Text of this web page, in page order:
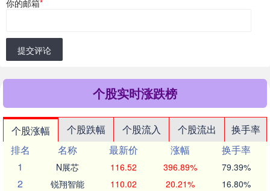
你的邮箱*
提交评论
个股实时涨跌榜
个股涨幅 个股跌幅 个股流入 个股流出
换手率
排名
名称 最新价 涨幅
换手率
1
N展芯 116.52 396.89% 79.39%
2 锐翔智能 110.02 20.21% 16.80%